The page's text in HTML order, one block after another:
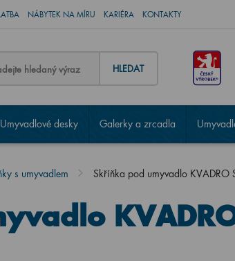
NÁBYTEK NA MÍRU KARIÉRA KONTAKTY
HLEDAT
Umyvadlové desky Galerky a zrcadla
s umyvadlem Skříňka pod umyvadlo